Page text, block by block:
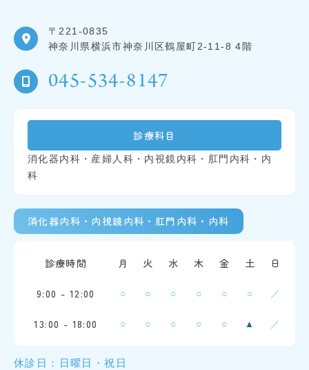
〒221-0835
神奈川県横浜市神奈川区鶴屋町2-11-8 4階
045-534-8147
診療科目
消化器内科・産婦人科・内視鏡内科・肛門内科・内
科
消化器内科・内視鏡内科・肛門内科・内科
診療時間 月 火 水 木 金 土 日
9:00 - 12:00 ○ ○ ○ ○ ○ ○ ／
13:00 - 18:00 ○ ○ ○ ○ ○ ▲ ／
休診日：日曜日・祝日